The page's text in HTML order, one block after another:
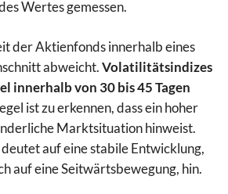
Wertes gemessen.
der Aktienfonds innerhalb eines
abweicht.Volatilitätsindizes
innerhalb von 30 bis 45 Tagen
ist zu erkennen, dass ein hoher
Marktsituation hinweist.
auf eine stabile Entwicklung,
auf eine Seitwärtsbewegung, hin.